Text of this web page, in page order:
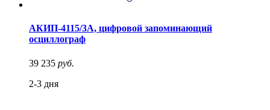
АКИП-4115/3А, цифровой запоминающий
осциллограф
39 235 руб.
2-3 дня